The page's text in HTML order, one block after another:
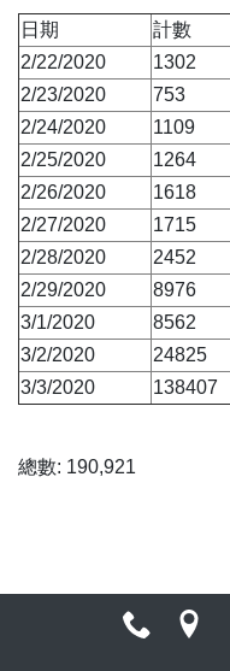
日期
計數
2/22/2020
1302
2/23/2020
753
2/24/2020
1109
2/25/2020
1264
2/26/2020
1618
2/27/2020
1715
2/28/2020
2452
2/29/2020
8976
3/1/2020
8562
3/2/2020
24825
3/3/2020
138407
總數: 190,921